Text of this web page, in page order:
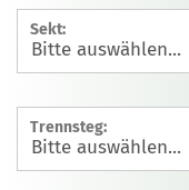
Sekt:
Trennsteg: